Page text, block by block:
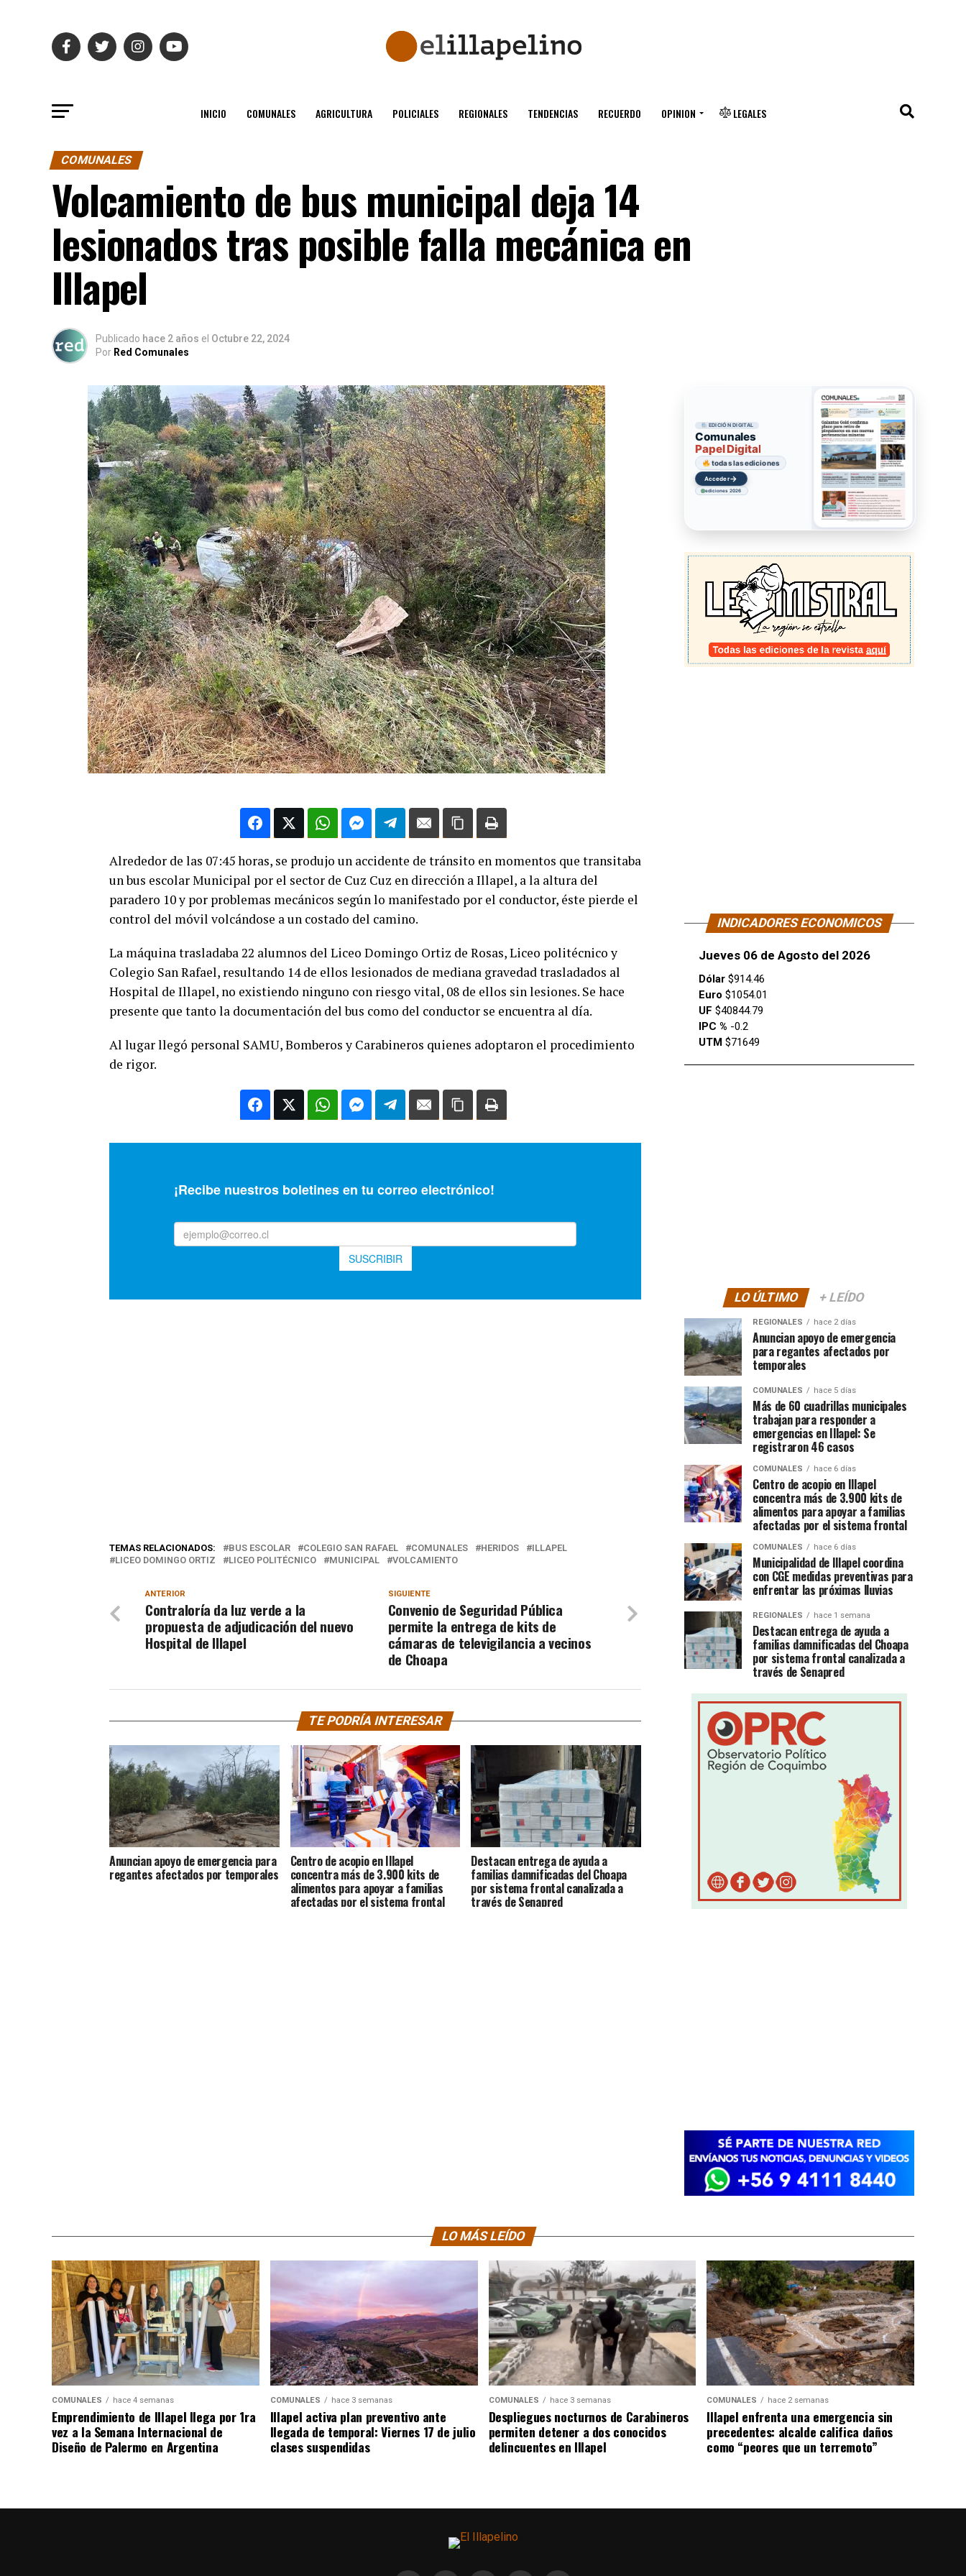
INICIO COMUNALES AGRICULTURA POLICIALES REGIONALES TENDENCIAS RECUERDO OPINION LEGALES
COMUNALES
Volcamiento de bus municipal deja 14
lesionados tras posible falla mecánica en
Illapel
Publicado hace 2 años el Octubre 22, 2024
Por Red Comunales
Alrededor de las 07:45 horas, se produjo un accidente de tránsito en momentos que transitaba
un bus escolar Municipal por el sector de Cuz Cuz en dirección a Illapel, a la altura del
paradero 10 y por problemas mecánicos según lo manifestado por el conductor, éste pierde el
control del móvil volcándose a un costado del camino.
La máquina trasladaba 22 alumnos del Liceo Domingo Ortiz de Rosas, Liceo politécnico y
Colegio San Rafael, resultando 14 de ellos lesionados de mediana gravedad trasladados al
Hospital de Illapel, no existiendo ninguno con riesgo vital, 08 de ellos sin lesiones. Se hace
presente que tanto la documentación del bus como del conductor se encuentra al día.
Al lugar llegó personal SAMU, Bomberos y Carabineros quienes adoptaron el procedimiento
de rigor.
TEMAS RELACIONADOS: BUS ESCOLAR COLEGIO SAN RAFAEL COMUNALES HERIDOS
ILLAPEL
LICEO DOMINGO ORTIZ
LICEO POLITÉCNICO MUNICIPAL VOLCAMIENTO
SIGUIENTE
Convenio de Seguridad Pública
permite la entrega de kits de
cámaras de televigilancia a vecinos
de Choapa
ANTERIOR
Contraloría da luz verde a la
propuesta de adjudicación del nuevo
Hospital de Illapel
TE PODRÍA INTERESAR
Anuncian apoyo de emergencia para
regantes afectados por temporales
Centro de acopio en Illapel
concentra más de 3.900 kits de
alimentos para apoyar a familias
afectadas por el sistema frontal
Destacan entrega de ayuda a
familias damnificadas del Choapa
por sistema frontal canalizada a
través de Senapred
EDICIÓN DIGITAL
Comunales
Papel Digital
todas las ediciones
Acceder→
ediciones 2026
INDICADORES ECONOMICOS
Jueves 06 de Agosto del 2026
Dólar $914.46
Euro $1054.01
UF $40844.79
IPC % -0.2
UTM $71649
LO ÚLTIMO + LEÍDO
REGIONALES hace 2 días
Anuncian apoyo de emergencia
para regantes afectados por
temporales
COMUNALES hace 5 días
Más de 60 cuadrillas municipales
trabajan para responder a
emergencias en Illapel: Se
registraron 46 casos
COMUNALES hace 6 días
Centro de acopio en Illapel
concentra más de 3.900 kits de
alimentos para apoyar a familias
afectadas por el sistema frontal
COMUNALES hace 6 días
Municipalidad de Illapel coordina
con CGE medidas preventivas para
enfrentar las próximas lluvias
REGIONALES hace 1 semana
Destacan entrega de ayuda a
familias damnificadas del Choapa
por sistema frontal canalizada a
través de Senapred
LO MÁS LEÍDO
COMUNALES hace 4 semanas
Emprendimiento de Illapel llega por 1ra
vez a la Semana Internacional de
Diseño de Palermo en Argentina
COMUNALES hace 3 semanas
Illapel activa plan preventivo ante
llegada de temporal: Viernes 17 de julio
clases suspendidas
COMUNALES hace 3 semanas
Despliegues nocturnos de Carabineros
permiten detener a dos conocidos
delincuentes en Illapel
COMUNALES hace 2 semanas
Illapel enfrenta una emergencia sin
precedentes: alcalde califica daños
como “peores que un terremoto”